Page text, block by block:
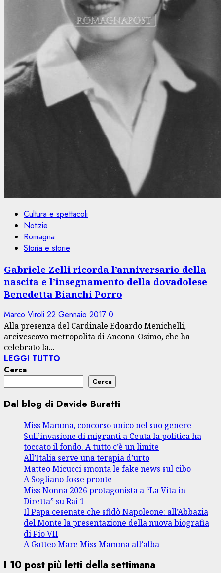
Cultura e spettacoli
Notizie
Romagna
Storia e storie
Gabriele Zelli ricorda l’anniversario della
nascita e l’insegnamento della dovadolese
Benedetta Bianchi Porro
Marco Viroli 22 Gennaio 2017 0
Alla presenza del Cardinale Edoardo Menichelli,
arcivescovo metropolita di Ancona-Osimo, che ha
celebrato la...
LEGGI TUTTO
Cerca
Cerca
Dal blog di Davide Buratti
Miss Mamma, concorso unico nel suo genere
Sull’invasione di migranti a Ceuta la politica ha
toccato il fondo. A tutto c’è un limite
All’Italia serve una terapia d’urto
Matteo Micucci smonta le fake news sul cibo
A Sogliano fosse pronte
Miss Nonna 2026 protagonista a “La Vita in
Diretta” su Rai 1
Il Papa cesenate che sfidò Napoleone: all’Abbazia
del Monte la presentazione della nuova biografia
di Pio VII
A Gatteo Mare Miss Mamma all’alba
I 10 post più letti della settimana